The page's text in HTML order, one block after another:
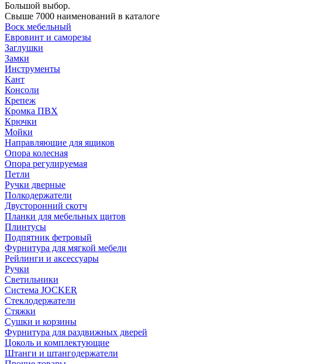
Большой выбор.
Свыше 7000 наименований в каталоге
Воск мебельный
Евровинт и саморезы
Заглушки
Замки
Инструменты
Кант
Консоли
Крепеж
Кромка ПВХ
Крючки
Мойки
Направляющие для ящиков
Опора колесная
Опора регулируемая
Петли
Ручки дверные
Полкодержатели
Двусторонний скотч
Планки для мебельных щитов
Плинтусы
Подпятник фетровый
Фурнитура для мягкой мебели
Рейлинги и аксессуары
Ручки
Светильники
Система JOCKER
Стеклодержатели
Стяжки
Сушки и корзины
Фурнитура для раздвижных дверей
Цоколь и комплектующие
Штанги и штангодержатели